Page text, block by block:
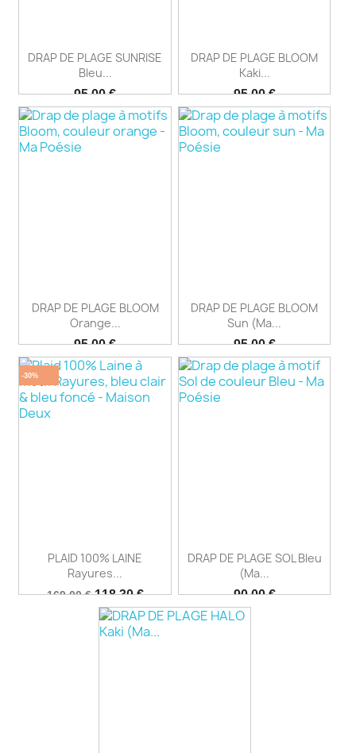
DRAP DE PLAGE SUNRISE
Bleu...
Prix
95,00 €
DRAP DE PLAGE BLOOM
Kaki...
Prix
95,00 €
DRAP DE PLAGE BLOOM
Orange...
Prix
95,00 €
DRAP DE PLAGE BLOOM
Sun (Ma...
Prix
95,00 €
PLAID 100% LAINE
Rayures...
Prix
169,00 €Prix
118,30 €
-30%
DRAP DE PLAGE SOL Bleu
(Ma...
Prix
90,00 €